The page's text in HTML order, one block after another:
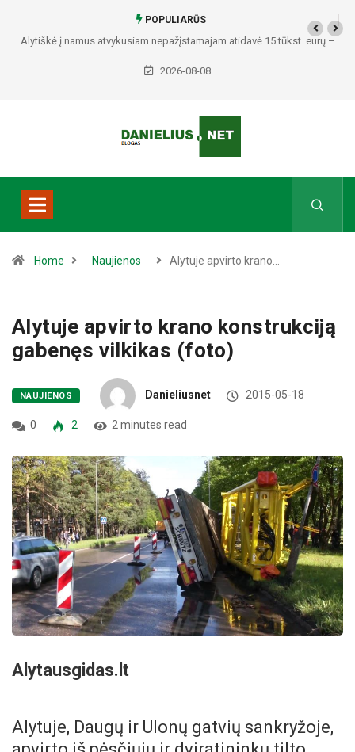
POPULIARŪS
Alytiškė į namus atvykusiam nepažįstamajam atidavė 15 tūkst. eurų –
policija pradėjo tyrimą
2026-08-08
Home Naujienos Alytuje apvirto krano…
Alytuje apvirto krano konstrukciją
gabenęs vilkikas (foto)
NAUJIENOS Danieliusnet 2015-05-18
0 2 2 minutes read
Alytausgidas.lt
Alytuje, Daugų ir Ulonų gatvių sankryžoje,